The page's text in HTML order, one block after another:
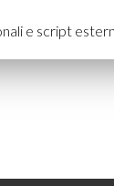
e script